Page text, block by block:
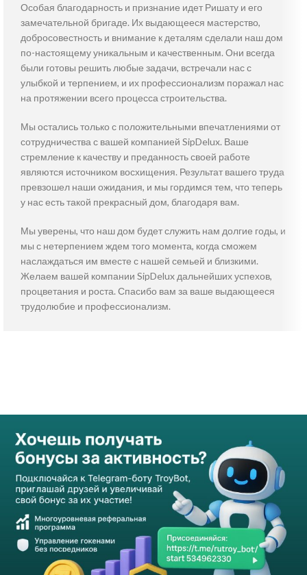
Особая благодарность и признание идет Ришату и его
замечательной бригаде. Их выдающееся мастерство,
добросовестность и внимание к деталям сделали наш дом
по-настоящему уникальным и качественным. Они всегда
были готовы решить любые задачи, встречали нас с
улыбкой и терпением, и их профессионализм поражал нас
на протяжении всего процесса строительства.
Мы остались только с положительными впечатлениями от
сотрудничества с вашей компанией SipDelux. Ваше
стремление к качеству и преданность своей работе
являются источником восхищения. Результат вашего труда
превзошел наши ожидания, и мы гордимся тем, что теперь
у нас есть такой прекрасный дом, благодаря вам.
Мы уверены, что наш дом будет служить нам долгие годы, и
мы с нетерпением ждем того момента, когда сможем
наслаждаться им вместе с нашей семьей и близкими.
Желаем вашей компании SipDelux дальнейших успехов,
процветания и роста. Спасибо вам за ваше выдающееся
трудолюбие и профессионализм.